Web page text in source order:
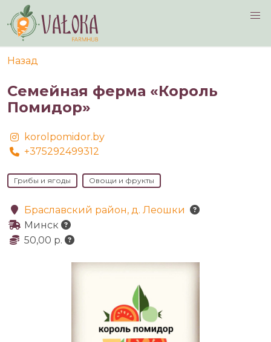
Назад
Семейная ферма «Король
Помидор»
korolpomidor.by
+375292499312
Грибы и ягоды Овощи и фрукты
Браславский район, д. Леошки
Минск
50,00 р.
Navigated to Семейная ферма «Король Помидор»